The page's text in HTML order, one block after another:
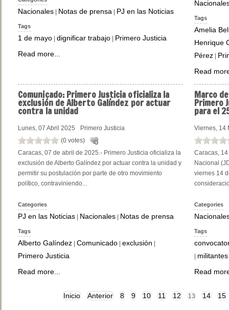
Nacionales Notas de prensa PJ en las Noticias
Tags
1 de mayo dignificar trabajo
Primero Justicia
Read more...
Tags
Amelia
Henrique
Pérez|
Read
Comunicado:Primero Justicia oficializa la
exclusión de Alberto Galíndez por actuar
contra la unidad
Lunes, 07 Abril 2025
Primero Justicia
(0 votes)
Caracas, 07 de abril de 2025.- Primero Justicia oficializa la
exclusión de Alberto Galíndez por actuar contra la unidad y
permitir su postulación por parte de otro movimiento
político, contraviniendo...
Categories
PJ en las Noticias | Nacionales | Notas de prensa
Tags
Alberto Galíndez | Comunicado | exclusión |
Primero Justicia
Read more...
Marco
Primero
para el
Viernes, 14
Caracas,
Nacional
viernes 14
Categories
Tags
| militantes
Read
Inicio Anterior 8 9 10 11 12 13 14 15